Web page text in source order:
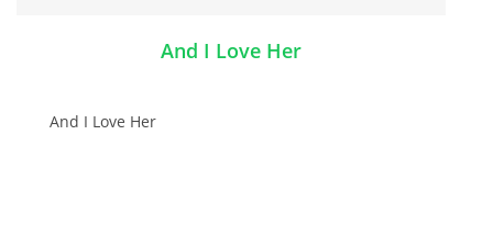
And I Love Her
And I Love Her